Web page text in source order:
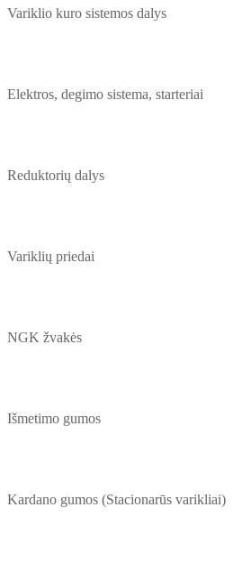
Variklio kuro sistemos dalys
Elektros, degimo sistema, starteriai
Reduktorių dalys
Variklių priedai
NGK žvakės
Išmetimo gumos
Kardano gumos (Stacionarūs varikliai)